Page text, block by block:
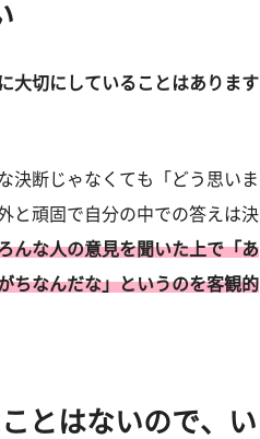
大切にしていることはあります
決断じゃなくても「どう思いま
と頑固で自分の中での答えは決
んな人の意見を聞いた上で「あ
ちなんだな」というのを客観的
とはないので、い